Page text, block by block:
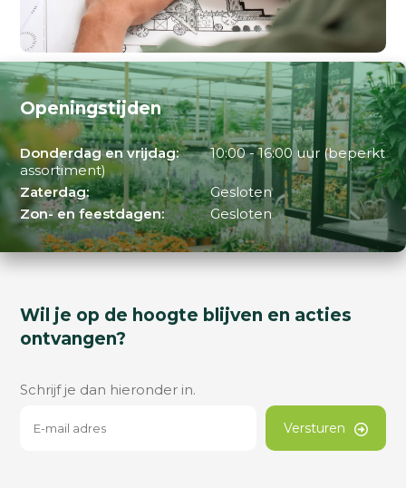
Openingstijden
Donderdag en vrijdag:
10:00 - 16:00 uur (beperkt
assortiment)
Zaterdag:
Gesloten
Zon- en feestdagen:
Gesloten
Wil je op de hoogte blijven en acties
ontvangen?
Schrijf je dan hieronder in.
Versturen